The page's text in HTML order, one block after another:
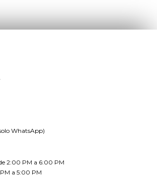
WhatsApp)
2:00 PM a 6:00 PM
a 5:00 PM